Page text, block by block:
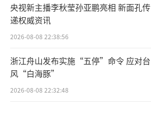
央视新主播李秋莹孙亚鹏亮相 新面孔传
递权威资讯
2026-08-08 22:38:56
浙江舟山发布实施“五停”命令 应对台
风“白海豚”
2026-08-08 22:32:48